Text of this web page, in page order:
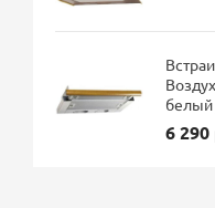
белый
6 290